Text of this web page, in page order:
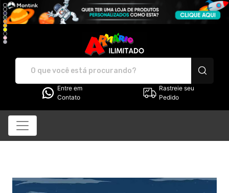
Entre em
Contato
Rastreie seu
Pedido